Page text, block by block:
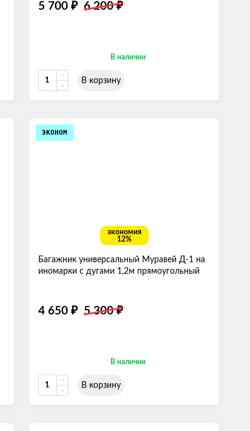
5 700 ₽ 6 200₽
В наличии
В корзину
ЭКОНОМ
экономия
12%
Багажник универсальный Муравей Д-1 на
иномарки с дугами 1,2м прямоугольный
4 650 ₽ 5 300₽
В наличии
В корзину